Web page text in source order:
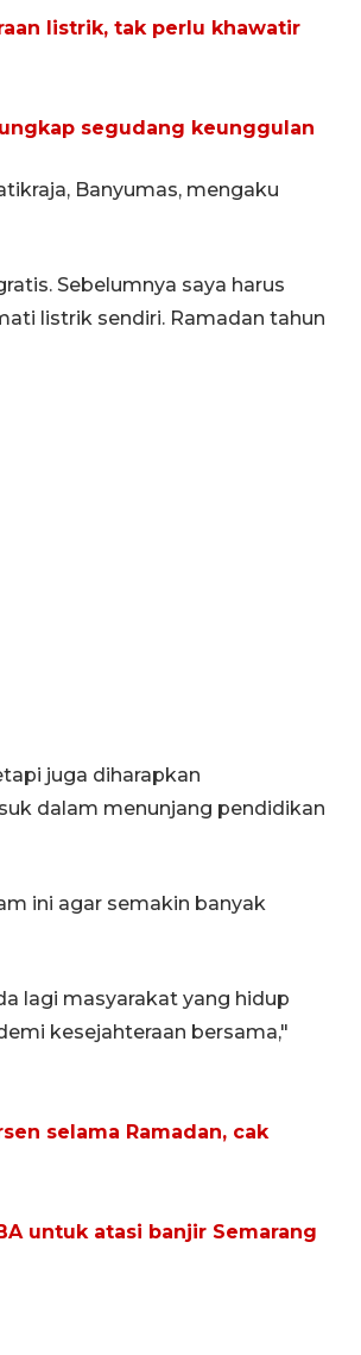
listrik, tak perlu khawatir
segudang keunggulan
Banyumas, mengaku
Sebelumnya saya harus
listrik sendiri. Ramadan tahun
juga diharapkan
dalam menunjang pendidikan
ini agar semakin banyak
lagi masyarakat yang hidup
kesejahteraan bersama,"
selama Ramadan, cak
untuk atasi banjir Semarang
neurodivergen